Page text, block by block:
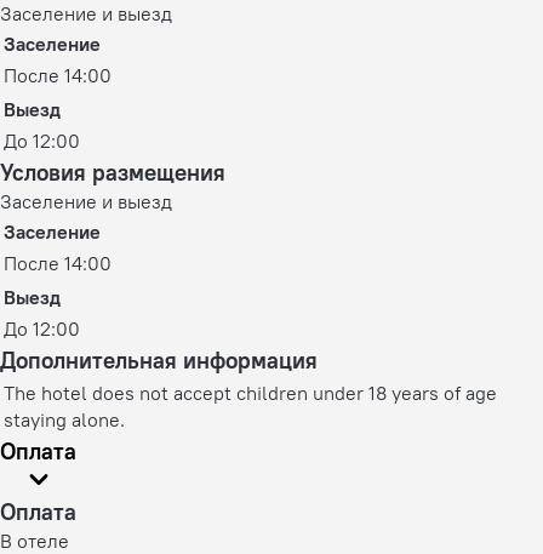
Заселение и выезд
Заселение
После 14:00
Выезд
До 12:00
Условия размещения
Заселение и выезд
Заселение
После 14:00
Выезд
До 12:00
Дополнительная информация
The hotel does not accept children under 18 years of age
staying alone.
Оплата
Оплата
В отеле